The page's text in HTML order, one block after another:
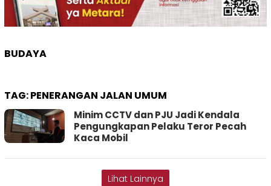
BUDAYA
TAG:PENERANGAN JALAN UMUM
Minim CCTV dan PJU Jadi Kendala
Pengungkapan Pelaku Teror Pecah
Kaca Mobil
Lihat Lainnya